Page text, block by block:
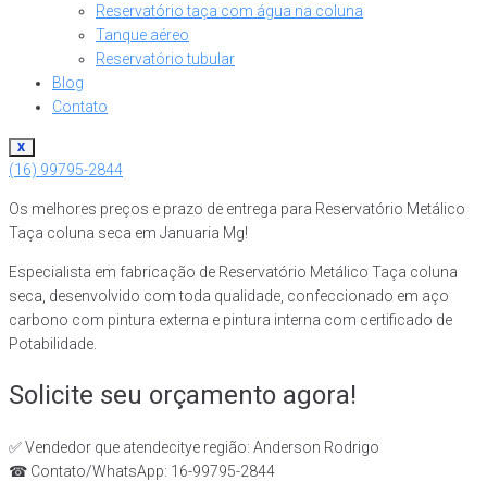
Reservatório taça com água na coluna
Tanque aéreo
Reservatório tubular
Blog
Contato
X
(16) 99795-2844
Os melhores preços e prazo de entrega para Reservatório Metálico
Taça coluna seca em Januaria Mg!
Especialista em fabricação de Reservatório Metálico Taça coluna
seca, desenvolvido com toda qualidade, confeccionado em aço
carbono com pintura externa e pintura interna com certificado de
Potabilidade.
Solicite seu orçamento agora!
✅ Vendedor que atendecitye região: Anderson Rodrigo
☎ Contato/WhatsApp: 16-99795-2844